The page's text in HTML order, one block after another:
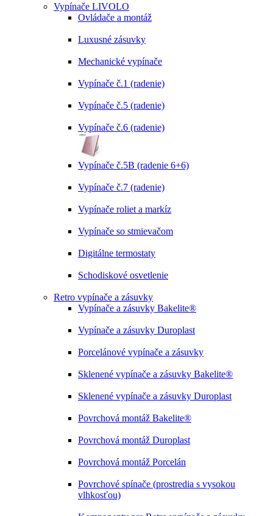
Vypínače LIVOLO
Ovládače a montáž
Luxusné zásuvky
Mechanické vypínače
Vypínače č.1 (radenie)
Vypínače č.5 (radenie)
Vypínače č.6 (radenie)
Vypínače č.5B (radenie 6+6)
Vypínače č.7 (radenie)
Vypínače roliet a markíz
Vypínače so stmievačom
Digitálne termostaty
Schodiskové osvetlenie
Retro vypínače a zásuvky
Vypínače a zásuvky Bakelite®
Vypínače a zásuvky Duroplast
Porcelánové vypínače a zásuvky
Sklenené vypínače a zásuvky Bakelite®
Sklenené vypínače a zásuvky Duroplast
Povrchová montáž Bakelite®
Povrchová montáž Duroplast
Povrchová montáž Porcelán
Povrchové spínače (prostredia s vysokou
vlhkosťou)